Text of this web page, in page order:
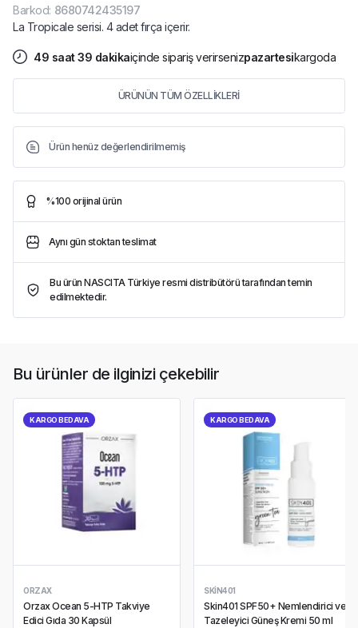
Barkod: 8680742435197
La Tropicale serisi. 4 adet fırça içerir.
49 saat 39 dakikaiçinde sipariş verirsenizpazartesikargoda
ÜRÜNÜN TÜM ÖZELLİKLERİ
Ürün henüz değerlendirilmemiş
%100 orijinal ürün
Aynı gün stoktan teslimat
Bu ürün NASCITA Türkiye resmi distribütörü tarafından temin
edilmektedir.
Bu ürünler de ilginizi çekebilir
KARGO BEDAVA
ORZAX
Orzax Ocean 5-HTP Takviye
Edici Gıda 30 Kapsül
KARGO BEDAVA
SKIN401
Skin401 SPF50+ Nemlendirici ve
Tazeleyici Güneş Kremi 50 ml